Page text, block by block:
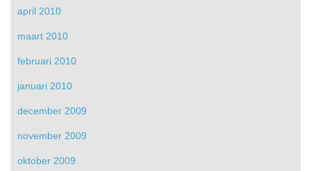
april 2010
maart 2010
februari 2010
januari 2010
december 2009
november 2009
oktober 2009